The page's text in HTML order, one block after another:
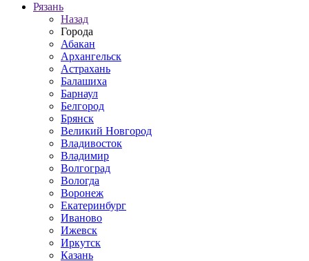
Рязань
Назад
Города
Абакан
Архангельск
Астрахань
Балашиха
Барнаул
Белгород
Брянск
Великий Новгород
Владивосток
Владимир
Волгоград
Вологда
Воронеж
Екатеринбург
Иваново
Ижевск
Иркутск
Казань